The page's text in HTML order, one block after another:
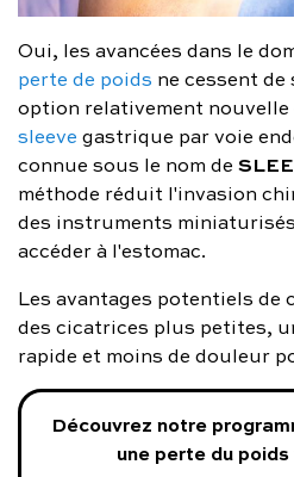
Oui, les avancées dans le
perte de poids ne cessent de
option relativement
sleeve gastrique par voie
connue sous le nom de
méthode réduit l'invasion
des instruments
accéder à l'estomac.
Les avantages potentiels
des cicatrices plus petites,
rapide et moins de douleur
Découvrez notre
une perte du